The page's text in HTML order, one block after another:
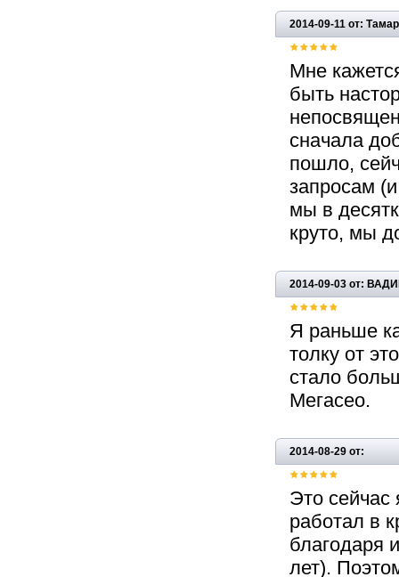
2014-09-11 от:
Мне
быть
сначала
пошло,
запросам
мы в
круто, мы
2014-09-03 от:
Я раньше
толку от
стало
Мегасео.
2014-08-29 от:
Это
работал в
благодаря
лет).